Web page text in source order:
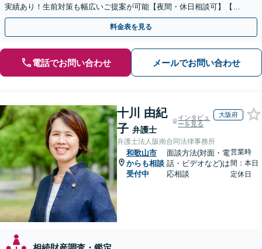
実績あり！生前対策も幅広いご提案が可能【夜間・休日相談可】【完
全個室】
料金表を見る
電話でお問い合わせ メールでお問い合わせ
十川 由紀
子 弁護士
インタビュ
ーを見る
大阪府
弁護士法人阪南合同法律事務所
和歌山市
からも相談
受付中
面談方法(対面・電
話・ビデオなど)は
応相談
営業時
間：本日
定休日